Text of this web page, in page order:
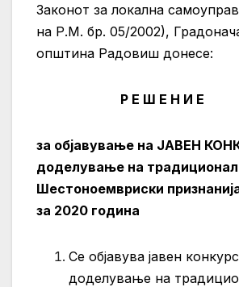
Законот за локална
на Р.М. бр. 05/2002),
општина Радовиш донесе:
Р Е Ш Е Н И Е
за објавување на JАВЕН
доделување на
Шестоноемвриски
за 2020 година
Се објавува јавен
доделување на